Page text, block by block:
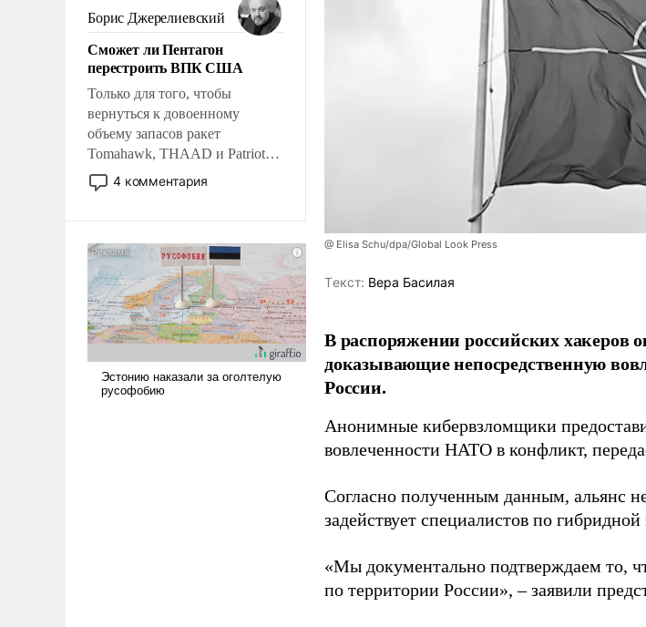
и ее реализация радикально
поднимет наши боевые
возможности.
Борис Джерелиевский
Сможет ли Пентагон
перестроить ВПК США
Только для того, чтобы
вернуться к довоенному
объему запасов ракет
Tomahawk, THAAD и Patriot
США потребуется более трех
лет. Даже небольшая война с
Сложившаяся ситуация
означает многолетний период
уязвимости США, например,
перед Китаем.
4 комментария
@ Elisa Schu/dpa/Global Look Press
Tекст: Вера Басилая
В распоряжении российских хакеров
доказывающие непосредственную
России.
Анонимные кибервзломщики
вовлеченности НАТО в конфликт,
Согласно полученным данным, альянс
задействует специалистов по
«Мы документально подтверждаем то,
по территории России», – заявили